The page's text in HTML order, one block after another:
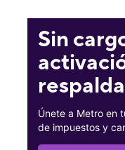
Sin
Únete a Metro en
de impuestos y